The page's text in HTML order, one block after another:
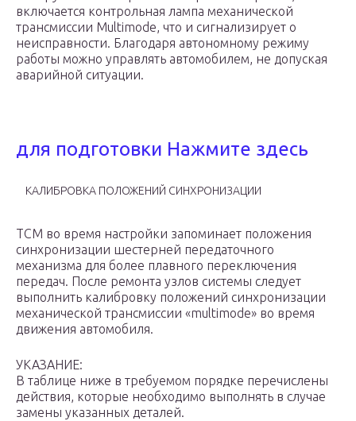
включается контрольная лампа механической
трансмиссии Multimode, что и сигнализирует о
неисправности. Благодаря автономному режиму
работы можно управлять автомобилем, не допуская
аварийной ситуации.
для подготовки Нажмите здесь
КАЛИБРОВКА ПОЛОЖЕНИЙ СИНХРОНИЗАЦИИ
TCM во время настройки запоминает положения
синхронизации шестерней передаточного
механизма для более плавного переключения
передач. После ремонта узлов системы следует
выполнить калибровку положений синхронизации
механической трансмиссии «multimode» во время
движения автомобиля.
УКАЗАНИЕ:
В таблице ниже в требуемом порядке перечислены
действия, которые необходимо выполнять в случае
замены указанных деталей.